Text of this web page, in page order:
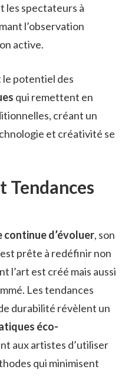
les spectateurs à
l’observation
active.
le potentiel des
qui remettent en
créant un
et créativité se
Tendances
d’évoluer, son
prête à redéfinir non
l’art est créé mais aussi
Les tendances
durabilité révèlent un
éco-
aux artistes d’utiliser
qui minimisent